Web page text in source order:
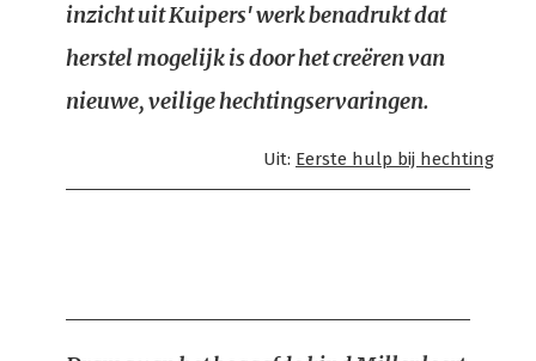
inzicht uit Kuipers' werk benadrukt dat
herstel mogelijk is door het creëren van
nieuwe, veilige hechtingservaringen.
Uit: Eerste hulp bij hechting